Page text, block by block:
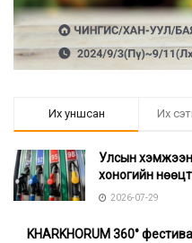
Их уншсан Их
Улсын
хоногийн
2026-07-29
KHARKHORUM 360°